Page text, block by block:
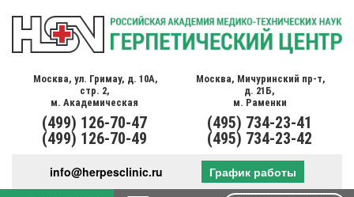
Москва, ул. Гримау, д. 10А,
стр. 2,
м. Академическая
(499) 126-70-47
(499) 126-70-49
Москва, Мичуринский пр-т,
д. 21Б,
м. Раменки
(495) 734-23-41
(495) 734-23-42
info@herpesclinic.ru График работы